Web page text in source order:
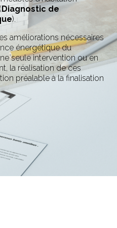
(Diagnostic de
).
améliorations nécessaires
énergétique du
seule intervention ou en
la réalisation de ces
préalable à la finalisation